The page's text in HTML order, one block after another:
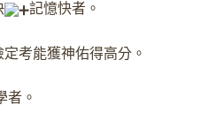
記憶快者。
考能獲神佑得高分。
者。